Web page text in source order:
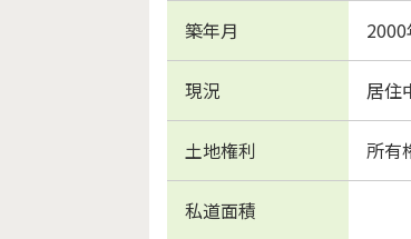
築年月
現況 居住
土地権利 所有
私道面積